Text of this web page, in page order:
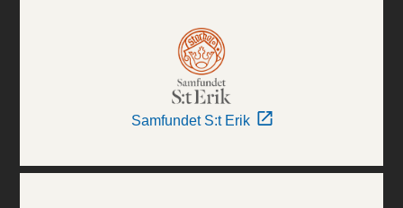
Samfundet S:t Erik